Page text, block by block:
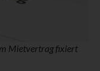
Mietvertrag fixiert